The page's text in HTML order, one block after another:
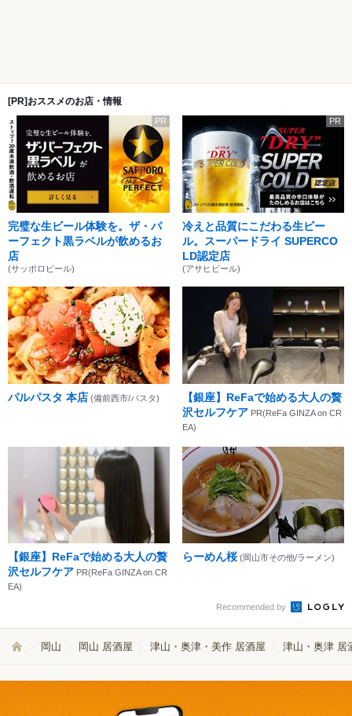
[PR]おススメのお店・情報
PR
完璧な生ビール体験を。ザ・パ
ーフェクト黒ラベルが飲めるお
店
(サッポロビール)
PR
冷えと品質にこだわる生ビー
ル。スーパードライ SUPERCO
LD認定店
(アサヒビール)
パルパスタ 本店 (備前西市/パスタ)
【銀座】ReFaで始める大人の贅
沢セルフケア PR(ReFa GINZA on CR
EA)
【銀座】ReFaで始める大人の贅
沢セルフケア PR(ReFa GINZA on CR
EA)
らーめん桜 (岡山市その他/ラーメン)
Recommended by
岡山 岡山 居酒屋 津山・奥津・美作 居酒屋 津山・奥津 居